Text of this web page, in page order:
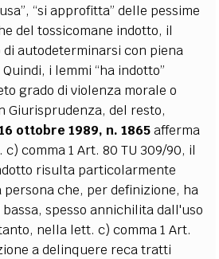
“si approfitta” delle pessime
del tossicomane indotto, il
autodeterminarsi con piena
i lemmi “ha indotto”
grado di violenza morale o
Giurisprudenza, del resto,
ottobre 1989, n. 1865afferma
comma 1 Art. 80 TU 309/90, il
risulta particolarmente
persona che, per definizione, ha
spesso annichilita dall'uso
nella lett. c) comma 1 Art.
a delinquere reca tratti